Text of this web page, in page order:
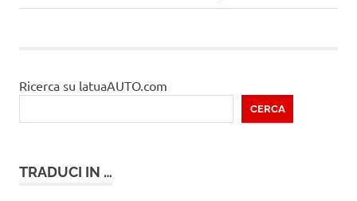
articolo
Ricerca su latuaAUTO.com
CERCA
TRADUCI IN …